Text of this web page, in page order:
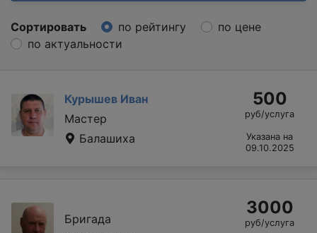
Сортировать по рейтингу
по цене
по актуальности
Курышев Иван
Мастер
Балашиха
500
руб/услуга
Указана на
09.10.2025
Бригада
3000
руб/услуга